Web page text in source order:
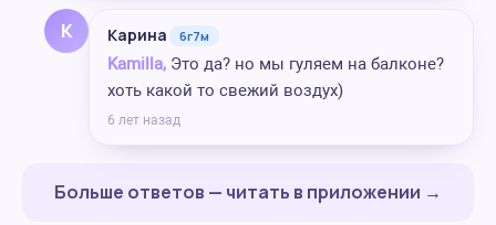
К Карина 6г7м
Kamilla, Это да? но мы гуляем на балконе?
хоть какой то свежий воздух)
6 лет назад
Больше ответов — читать в приложении →